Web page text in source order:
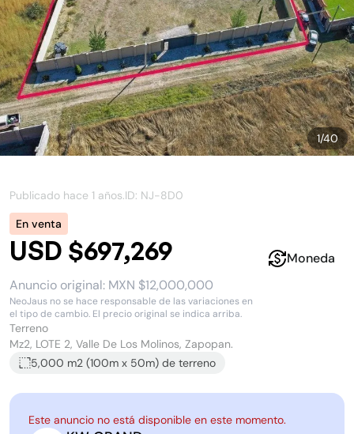
1/40
Publicado hace 1 años.ID: NJ-8D0
En venta
USD $697,269
Anuncio original: MXN $12,000,000
NeoJaus no se hace responsable de las variaciones en
el tipo de cambio. El precio original se indica arriba.
Moneda
Terreno
Mz2, LOTE 2, Valle De Los Molinos, Zapopan.
5,000 m2 (100m x 50m) de terreno
Este anuncio no está disponible en este momento.